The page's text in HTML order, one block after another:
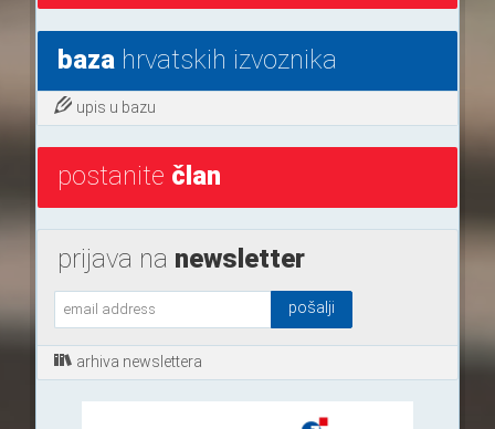
bazahrvatskih izvoznika
upis u bazu
postanite član
prijava na newsletter
arhiva newslettera